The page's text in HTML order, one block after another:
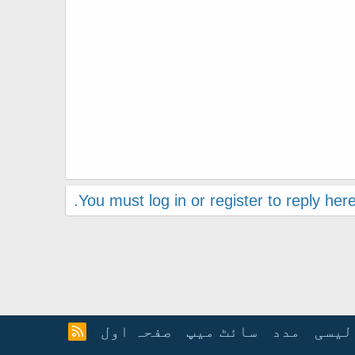
You must log in or register to reply
مدد سائٹ میپ صفحہ اول
آ